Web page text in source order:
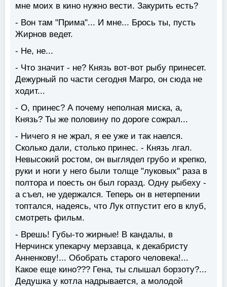
мне моих в кино нужно вести. Закурить есть?
- Вон там "Прима"... И мне... Брось ты, пусть
Жирнов ведет.
- Не, не...
- Что значит - не? Князь вот-вот рыбу принесет.
Дежурный по части сегодня Магро, он сюда не
ходит...
- О, принес? А почему неполная миска, а,
Князь? Ты же половину по дороге сожрал...
- Ничего я не жрал, я ее уже и так наелся.
Сколько дали, столько принес. - Князь лгал.
Невысокий ростом, он выглядел грубо и крепко,
руки и ноги у него были толще "луковых" раза в
полтора и поесть он был горазд. Одну рыбеху -
а съел, не удержался. Теперь он в нетерпении
топтался, надеясь, что Лук отпустит его в клуб,
смотреть фильм.
- Врешь! Губы-то жирные! В кандалы, в
Нерчинск упекарчу мерзавца, к декабристу
Анненкову!... Обобрать старого человека!...
Какое еще кино??? Гена, ты слышал борзоту?...
Дедушка у котла надрывается, а молодой